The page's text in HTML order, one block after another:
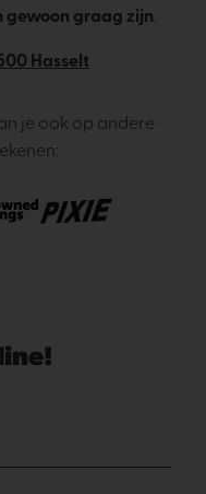
gewoon graag zijn.
Hasselt
je ook op andere